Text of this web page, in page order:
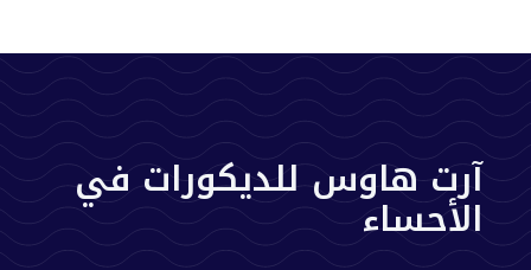
آرت هاوس للديكورات في
الأحساء